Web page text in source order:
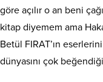
göre açılır o an beni
kitap diyemem ama
Betül FIRAT’ın
dünyasını çok